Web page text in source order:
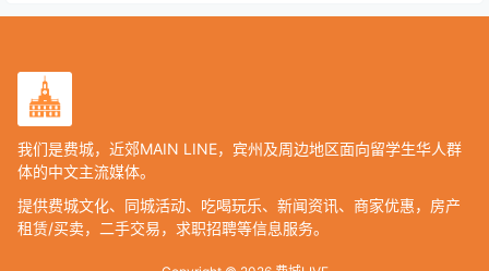
我们是费城，近郊MAIN LINE，宾州及周边地区面向留学生华人群
体的中文主流媒体。
提供费城文化、同城活动、吃喝玩乐、新闻资讯、商家优惠，房产
租赁/买卖，二手交易，求职招聘等信息服务。